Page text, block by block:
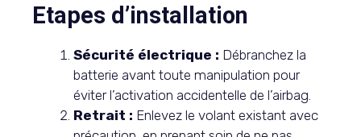
Etapes d’installation
Sécurité électrique : Débranchez la
batterie avant toute manipulation pour
éviter l’activation accidentelle de l’airbag.
Retrait : Enlevez le volant existant avec